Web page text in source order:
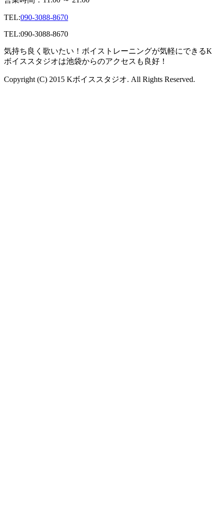
TEL:090-3088-8670
TEL:090-3088-8670
気持ち良く歌いたい！ボイストレーニングが気軽にできるK
ボイススタジオは池袋からのアクセスも良好！
Copyright (C) 2015 Kボイススタジオ. All Rights Reserved.